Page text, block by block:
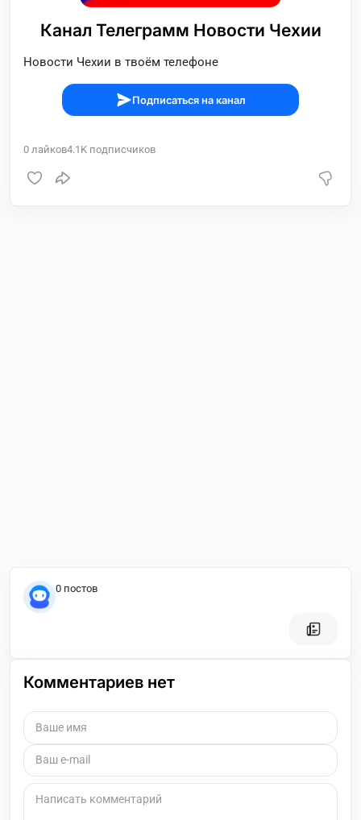
Канал Телеграмм Новости Чехии
Новости Чехии в твоём телефоне
Подписаться на канал
0 лайков4.1K подписчиков
0 постов
Комментариев нет